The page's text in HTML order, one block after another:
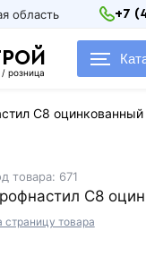
область +7
розница
С8
товара: 671
С8
страницу товара